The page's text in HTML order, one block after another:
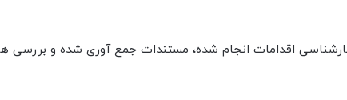
اقدامات انجام شده، مستندات جمع آوری شده و